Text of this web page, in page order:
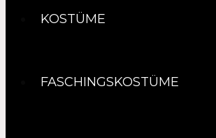
KOSTÜME
FASCHINGSKOSTÜME